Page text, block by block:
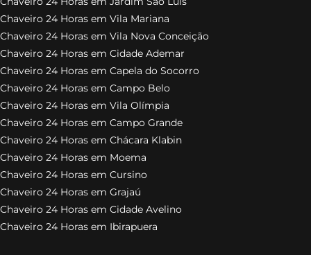
Chaveiro 24 Horas em Vila Mariana
Chaveiro 24 Horas em Vila Nova Conceição
Chaveiro 24 Horas em Cidade Ademar
Chaveiro 24 Horas em Capela do Socorro
Chaveiro 24 Horas em Campo Belo
Chaveiro 24 Horas em Vila Olímpia
Chaveiro 24 Horas em Campo Grande
Chaveiro 24 Horas em Chácara Klabin
Chaveiro 24 Horas em Moema
Chaveiro 24 Horas em Cursino
Chaveiro 24 Horas em Grajaú
Chaveiro 24 Horas em Cidade Avelino
Chaveiro 24 Horas em Ibirapuera